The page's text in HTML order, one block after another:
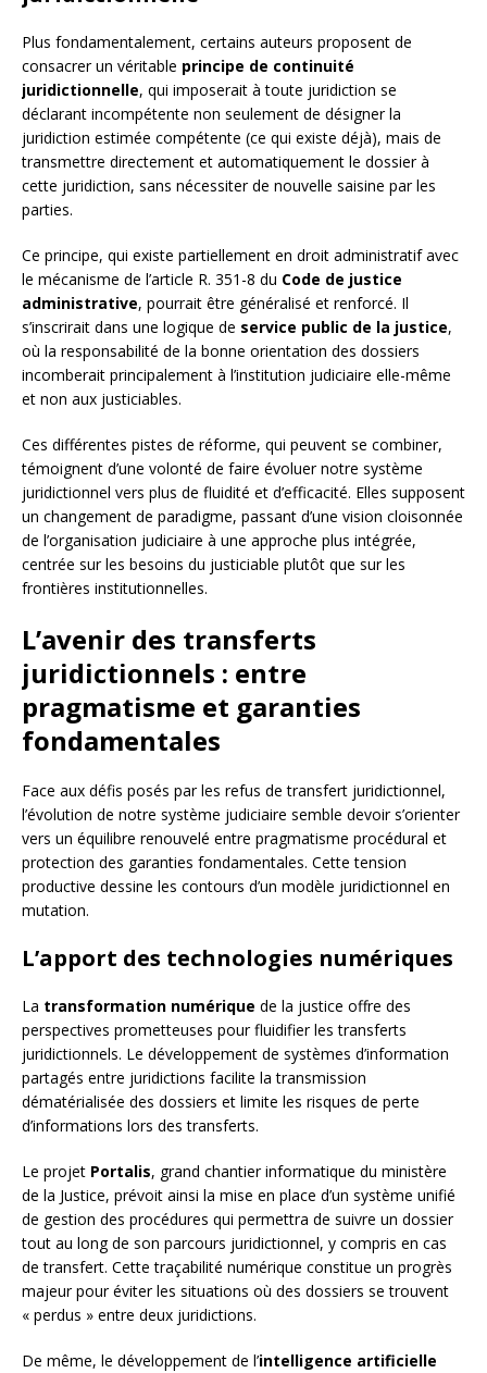
Plus fondamentalement, certains auteurs proposent de
consacrer un véritable principe de continuité
juridictionnelle, qui imposerait à toute juridiction se
déclarant incompétente non seulement de désigner la
juridiction estimée compétente (ce qui existe déjà), mais de
transmettre directement et automatiquement le dossier à
cette juridiction, sans nécessiter de nouvelle saisine par les
parties.
Ce principe, qui existe partiellement en droit administratif avec
le mécanisme de l’article R. 351-8 du Code de justice
administrative, pourrait être généralisé et renforcé. Il
s’inscrirait dans une logique de service public de la justice,
où la responsabilité de la bonne orientation des dossiers
incomberait principalement à l’institution judiciaire elle-même
et non aux justiciables.
Ces différentes pistes de réforme, qui peuvent se combiner,
témoignent d’une volonté de faire évoluer notre système
juridictionnel vers plus de fluidité et d’efficacité. Elles supposent
un changement de paradigme, passant d’une vision cloisonnée
de l’organisation judiciaire à une approche plus intégrée,
centrée sur les besoins du justiciable plutôt que sur les
frontières institutionnelles.
L’avenir des transferts
juridictionnels : entre
pragmatisme et garanties
fondamentales
Face aux défis posés par les refus de transfert juridictionnel,
l’évolution de notre système judiciaire semble devoir s’orienter
vers un équilibre renouvelé entre pragmatisme procédural et
protection des garanties fondamentales. Cette tension
productive dessine les contours d’un modèle juridictionnel en
mutation.
L’apport des technologies numériques
La transformation numérique de la justice offre des
perspectives prometteuses pour fluidifier les transferts
juridictionnels. Le développement de systèmes d’information
partagés entre juridictions facilite la transmission
dématérialisée des dossiers et limite les risques de perte
d’informations lors des transferts.
Le projet Portalis, grand chantier informatique du ministère
de la Justice, prévoit ainsi la mise en place d’un système unifié
de gestion des procédures qui permettra de suivre un dossier
tout au long de son parcours juridictionnel, y compris en cas
de transfert. Cette traçabilité numérique constitue un progrès
majeur pour éviter les situations où des dossiers se trouvent
« perdus » entre deux juridictions.
De même, le développement de l’intelligence artificielle